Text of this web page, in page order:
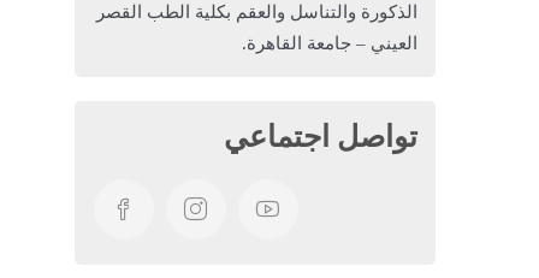
الذكورة والتناسل والعقم بكلية الطب القصر
العيني – جامعة القاهرة.
تواصل اجتماعي